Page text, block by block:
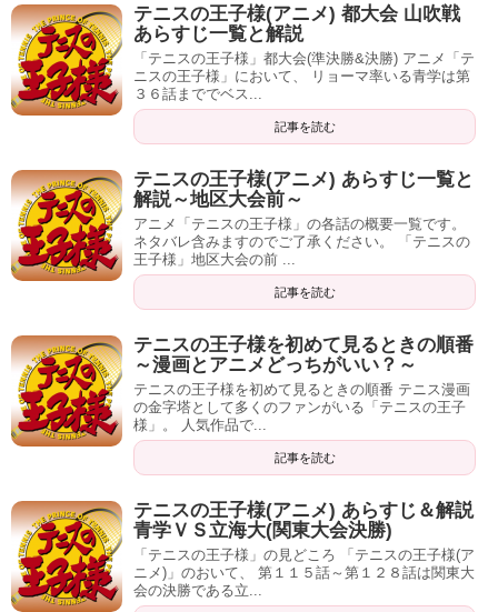
テニスの王子様(アニメ) 都大会 山吹戦
あらすじ一覧と解説
「テニスの王子様」都大会(準決勝&決勝) アニメ「テ
ニスの王子様」において、 リョーマ率いる青学は第
３６話まででベス...
記事を読む
テニスの王子様(アニメ) あらすじ一覧と
解説～地区大会前～
アニメ「テニスの王子様」の各話の概要一覧です。
ネタバレ含みますのでご了承ください。 「テニスの
王子様」地区大会の前 ...
記事を読む
テニスの王子様を初めて見るときの順番
～漫画とアニメどっちがいい？～
テニスの王子様を初めて見るときの順番 テニス漫画
の金字塔として多くのファンがいる「テニスの王子
様」。 人気作品で...
記事を読む
テニスの王子様(アニメ) あらすじ＆解説
青学ＶＳ立海大(関東大会決勝)
「テニスの王子様」の見どころ 「テニスの王子様(ア
ニメ)」のおいて、 第１１５話～第１２８話は関東大
会の決勝である立...